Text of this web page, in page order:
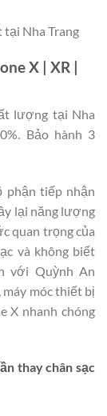
tại Nha Trang
X | XR |
lượng tại Nha
Bảo hành 3
phận tiếp nhận
lại năng lượng
quan trọng của
và không biết
với Quỳnh An
máy móc thiết bị
X nhanh chóng
thay chân sạc